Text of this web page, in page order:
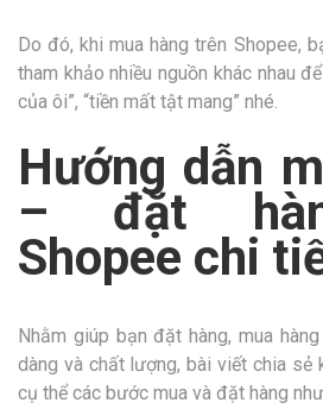
Do đó, khi mua hàng trên Shopee,
tham khảo nhiều nguồn khác nhau
của ôi”, “tiền mất tật mang” nhé.
Hướng dẫn
– đặt
Shopee chi
Nhằm giúp bạn đặt hàng, mua
dàng và chất lượng, bài viết chia sẻ
cụ thể các bước mua và đặt hàng